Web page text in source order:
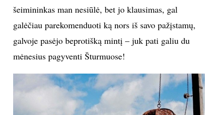
KONTAKTAI
PRIVATUMO POLITIKA
Sekite mus:
šeimininkas man nesiūlė, bet jo klausimas, gal
galėčiau parekomenduoti ką nors iš savo pažįstamų,
galvoje pasėjo beprotišką mintį – juk pati galiu du
mėnesius pagyventi Šturmuose!